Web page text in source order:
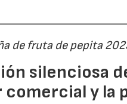
de fruta de pepita
silenciosa
comercial y la